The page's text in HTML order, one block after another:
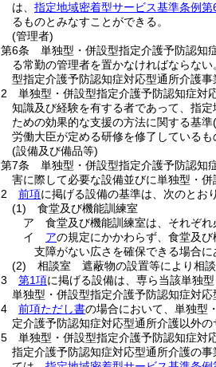
は、 指定地域密着型サービス基準条例
るものとみなすことができる。
(管理者)
第6条
単独型・併設型指定介護予防認知
る常勤の管理者を置かなければならない
型指定介護予防認知症対応型通所介護
2
単独型・併設型指定介護予防認知症対
知識及び経験を有する者であって、指
ための効果的な支援の方法に関する基準
労働大臣が定める研修を修了しているも
(設備及び備品等)
第7条
単独型・併設型指定介護予防認知
害に際して必要な設備並びに単独型・
2
前項に掲げる設備の基準は、次のとお
(1)
食堂及び機能訓練室
ア
食堂及び機能訓練室は、それぞ
イ
アの規定にかかわらず、食堂及
支障がない広さを確保できる場合
(2)
相談室 遮蔽物の設置等により相談
3
第1項に掲げる設備は、専ら当該単独
単独型・併設型指定介護予防認知症対
4
前項ただし書の場合において、単独型
定介護予防認知症対応型通所介護以外
5
単独型・併設型指定介護予防認知症対
指定介護予防認知症対応型通所介護の